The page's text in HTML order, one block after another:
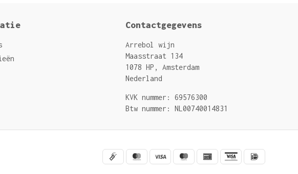
Contactgegevens
Arrebol wijn
Maasstraat 134
1078 HP, Amsterdam
Nederland
KVK nummer: 69576300
Btw nummer: NL00740014831